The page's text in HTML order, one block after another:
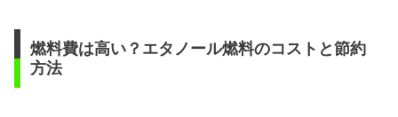
燃料費は高い？エタノール燃料のコストと節約
方法